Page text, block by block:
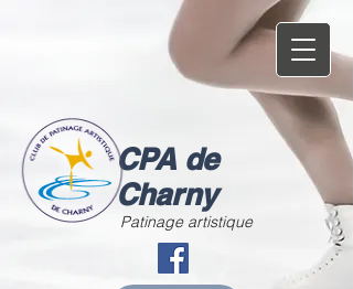
CPA de
Charny
Patinage artistique